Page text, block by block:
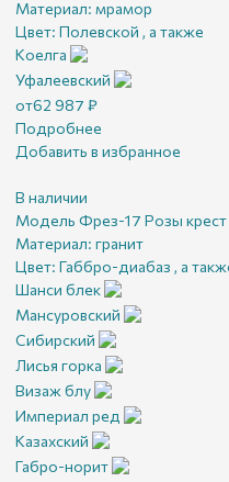
Материал: мрамор
Цвет: Полевской , а также
Коелга
Уфалеевский
от62 987 ₽
Подробнее
Добавить в избранное
В наличии
Модель Фрез-17 Розы крест
Материал: гранит
Цвет: Габбро-диабаз , а
Шанси блек
Мансуровский
Сибирский
Лисья горка
Визаж блу
Империал ред
Казахский
Габро-норит